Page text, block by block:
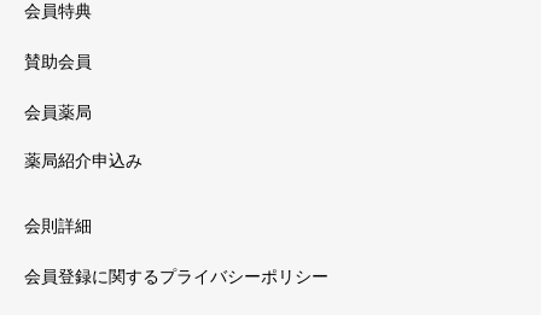
会員特典
賛助会員
会員薬局
薬局紹介申込み
会則詳細
会員登録に関するプライバシーポリシー